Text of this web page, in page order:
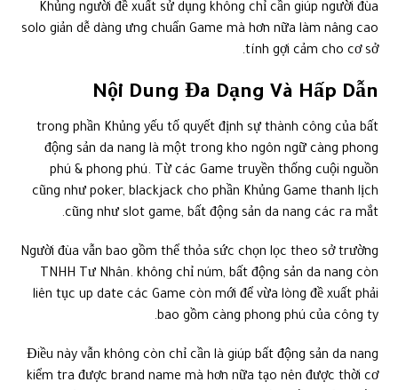
Khủng người đề xuất sử dụng không chỉ cần giúp người đùa
solo giản dễ dàng ưng chuẩn Game mà hơn nữa làm nâng cao
tính gợi cảm cho cơ sở.
Nội Dung Đa Dạng Và Hấp Dẫn
trong phần Khủng yếu tố quyết định sự thành công của bất
động sản da nang là một trong kho ngôn ngữ càng phong
phú & phong phú. Từ các Game truyền thống cuội nguồn
cũng như poker, blackjack cho phần Khủng Game thanh lịch
cũng như slot game, bất động sản da nang các ra mắt.
Người đùa vẫn bao gồm thể thỏa sức chọn lọc theo sở trường
TNHH Tư Nhân. không chỉ núm, bất động sản da nang còn
liên tục up date các Game còn mới để vừa lòng đề xuất phải
bao gồm càng phong phú của công ty.
Điều này vẫn không còn chỉ cần là giúp bất động sản da nang
kiểm tra được brand name mà hơn nữa tạo nên được thời cơ